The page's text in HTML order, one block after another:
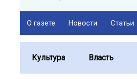
О газете Новости Статьи
Культура Власть